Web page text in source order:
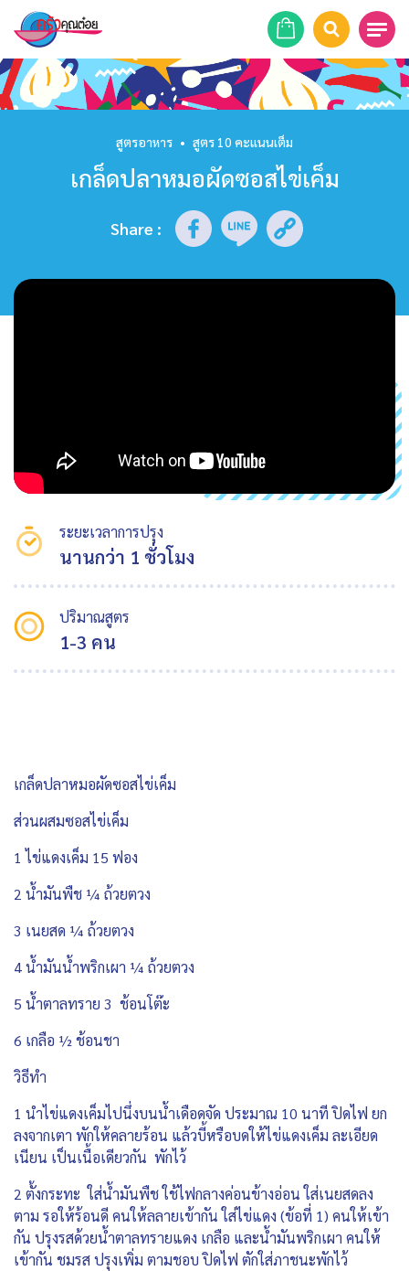
หน้าแรก
ร้านอาหาร
รายการย้อนหลัง
สูตรอาหาร • สูตร 10 คะแนนเต็ม
เกล็ดปลาหมอผัดซอสไข่เค็ม
Share :
ระยะเวลาการปรุง
นานกว่า 1 ชั่วโมง
ปริมาณสูตร
1-3 คน
เกล็ดปลาหมอผัดซอสไข่เค็ม
ส่วนผสมซอสไข่เค็ม
1 ไข่แดงเค็ม 15 ฟอง
2 น้ำมันพืช ¼ ถ้วยตวง
3 เนยสด ¼ ถ้วยตวง
4 น้ำมันน้ำพริกเผา ¼ ถ้วยตวง
5 น้ำตาลทราย 3 ช้อนโต๊ะ
6 เกลือ ½ ช้อนชา
วิธีทำ
1 นำไข่แดงเค็มไปนึ่งบนน้ำเดือดจัด ประมาณ 10 นาที ปิดไฟ ยก
ลงจากเตา พักให้คลายร้อน แล้วบี้หรือบดให้ไข่แดงเค็ม ละเอียด
เนียน เป็นเนื้อเดียวกัน พักไว้
2 ตั้งกระทะ ใส่น้ำมันพืช ใช้ไฟกลางค่อนข้างอ่อน ใส่เนยสดลง
ตาม รอให้ร้อนดี คนให้ลลายเข้ากัน ใส่ไข่แดง (ข้อที่ 1) คนให้เข้า
กัน ปรุงรสด้วยน้ำตาลทรายแดง เกลือ และน้ำมันพริกเผา คนให้
เข้ากัน ชมรส ปรุงเพิ่ม ตามชอบ ปิดไฟ ตักใส่ภาชนะพักไว้